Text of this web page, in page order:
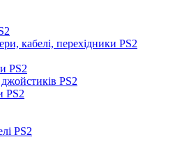
кабелі, перехідники PS2
PS2
PS2
PS2
PS2